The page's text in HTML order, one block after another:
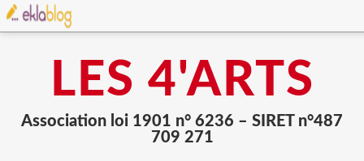
LES 4'ARTS
Association loi 1901 n° 6236 – SIRET n°487
709 271